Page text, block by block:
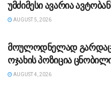
უმძიმესი ავარია
AUGUST 5, 2026
მოულოდნელად
ოჯახის პოზიცია
AUGUST 4, 2026